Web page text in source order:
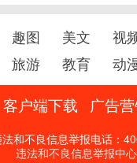
趣图 美文 视
旅游 教育 动
客户端下载 广告
和不良信息举报电话：
违法和不良信息举报中心